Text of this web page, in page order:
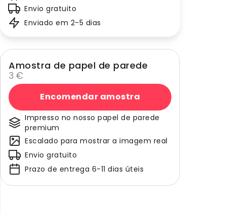
Envio gratuito
Enviado em 2-5 dias
Amostra de papel de parede
3 €
Encomendar amostra
Impresso no nosso papel de parede
premium
Escalado para mostrar a imagem real
Envio gratuito
Prazo de entrega 6-11 dias úteis